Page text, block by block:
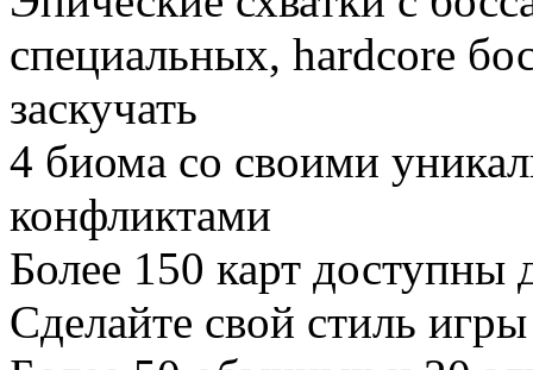
специальных, hardcore
заскучать
4 биома со своими
конфликтами
Более 150 карт доступны
Сделайте свой стиль